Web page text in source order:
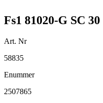
Fs1 81020-G SC 30
Art. Nr
58835
Enummer
2507865